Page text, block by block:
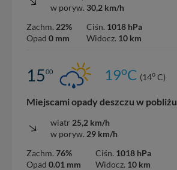
w poryw. 30,2 km/h
Zachm. 22%
Opad 0 mm
Ciśn. 1018 hPa
Widocz. 10 km
1500 19oC (14o C)
Miejscami opady deszczu w pobliżu
wiatr 25,2 km/h
w poryw. 29 km/h
Zachm. 76%
Opad 0.01 mm
Ciśn. 1018 hPa
Widocz. 10 km